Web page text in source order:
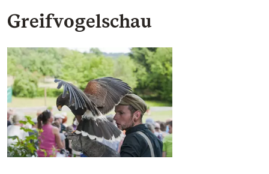
Greifvogelschau